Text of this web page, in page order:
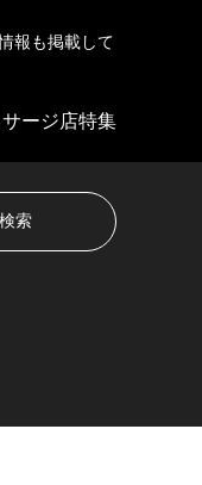
報も掲載して
ージ店特集